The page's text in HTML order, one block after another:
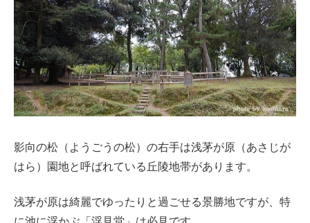
影向の松（ようごうの松）の右手は浅茅が原（あさじが
はら）園地と呼ばれている丘陵地帯があります。
浅茅が原は綺麗でゆったりと過ごせる景勝地ですが、特